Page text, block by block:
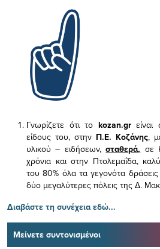
Γνωρίζετε ότι το kozan.gr
είδους του, στην Π.Ε. Κοζάνης,
υλικού – ειδήσεων,σταθερά, σε
χρόνια και στην Πτολεμαΐδα,
του 80% όλα τα γεγονότα
δύο μεγαλύτερες πόλεις της Δ.
Διαβάστε τη συνέχεια εδώ...
Μείνετε συντονισμένοι